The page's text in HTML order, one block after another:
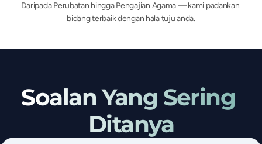
Daripada Perubatan hingga Pengajian Agama — kami padankan
bidang terbaik dengan hala tuju anda.
Soalan Yang Sering
Ditanya